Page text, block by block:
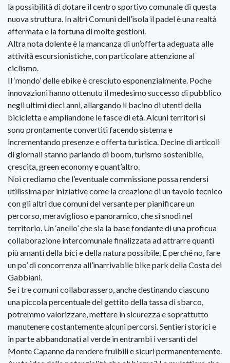
la possibilità di dotare il centro sportivo comunale di questa
nuova struttura. In altri Comuni dell’isola il padel è una realtà
affermata e la fortuna di molte gestioni.
Altra nota dolente è la mancanza di un’offerta adeguata alle
attività escursionistiche, con particolare attenzione al
ciclismo.
Il ‘mondo’ delle ebike è cresciuto esponenzialmente. Poche
innovazioni hanno ottenuto il medesimo successo di pubblico
negli ultimi dieci anni, allargando il bacino di utenti della
bicicletta e ampliandone le fasce di età. Alcuni territori si
sono prontamente convertiti facendo sistema e
incrementando presenze e offerta turistica. Decine di articoli
di giornali stanno parlando di boom, turismo sostenibile,
crescita, green economy e quant’altro.
Noi crediamo che l’eventuale commissione possa rendersi
utilissima per iniziative come la creazione di un tavolo tecnico
con gli altri due comuni del versante per pianificare un
percorso, meraviglioso e panoramico, che si snodi nel
territorio. Un ‘anello’ che sia la base fondante di una proficua
collaborazione intercomunale finalizzata ad attrarre quanti
più amanti della bici e della natura possibile. E perché no, fare
un po’ di concorrenza all’inarrivabile bike park della Costa dei
Gabbiani.
Se i tre comuni collaborassero, anche destinando ciascuno
una piccola percentuale del gettito della tassa di sbarco,
potremmo valorizzare, mettere in sicurezza e soprattutto
manutenere costantemente alcuni percorsi. Sentieri storici e
in parte abbandonati al verde in entrambi i versanti del
Monte Capanne da rendere fruibili e sicuri permanentemente.